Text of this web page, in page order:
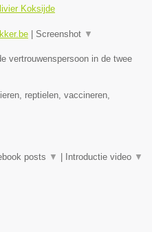
Koksijde
Screenshot ▼
vertrouwenspersoon in de twee
reptielen, vaccineren,
posts ▼ Introductie video ▼